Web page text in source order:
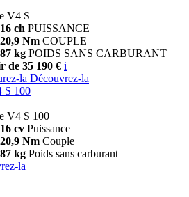
V4 S
ch PUISSANCE
Nm COUPLE
kg POIDS SANS CARBURANT
de 35 190 € i
la Découvrez-la
S 100
V4 S 100
cv Puissance
Nm Couple
kg Poids sans carburant
la